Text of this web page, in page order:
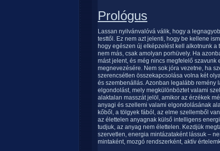
Prológus
Lassan nyilvánvalóvá válik, hogy a
testtől. Ez nem azt jelenti, hogy be kellene
hogy egészen új elképzelést kell alkotnunk
nem más, csak amolyan porhüvely. Ha
mást jelent, és még nincs megfelelő
megnevezésére. Nem sok jóra vezetne, ha
szerencsétlen összekapcsolása volna két
és szembenállás. Azonban legalább remény
elgondolást, mely megkülönböztet valami
alaktalan masszát jelöl, amikor az érzékek
anyagi és szellemi valami elgondolásának
kőből, a tölgyek fából, az elme szellemből
az élettelen anyagnak külső intelligens
tudjuk, az anyag nem élettelen. Kezdjük
szervetlen, energia mintázataként lássuk –
mintaként, mozgó rendszerként, aktív